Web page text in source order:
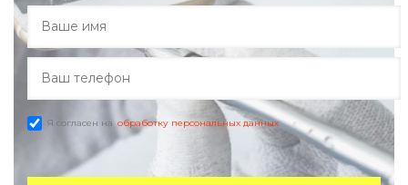
Я согласен на обработку персональных данных